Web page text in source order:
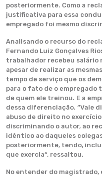
posteriormente. Como a
justificativa para essa
empregado foi mesmo
Analisando o recurso do
Fernando Luiz Gonçalves
trabalhador recebeu salário
apesar de realizar as
tempo de serviço que os
para o fato de o
de quem ele treinou. E a
dessa diferenciação. “Vale
abuso de direito no
discriminando o autor, ao
idêntico ao daqueles
posteriormente, tendo,
que exercia“, ressaltou.
No entender do